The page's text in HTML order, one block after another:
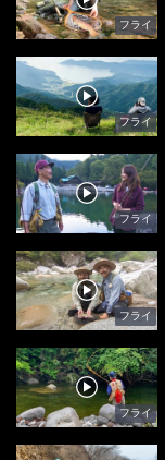
フライ
フライ
フライ
フライ
フライ